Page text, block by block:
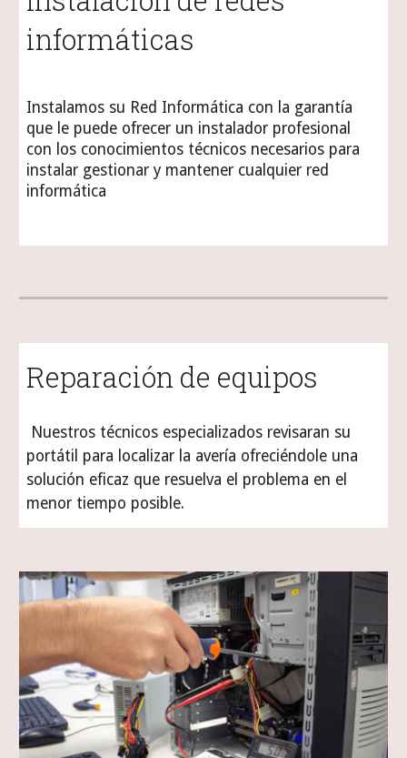
informáticas
Instalamos su Red Informática con la garantía
que le puede ofrecer un instalador profesional
con los conocimientos técnicos necesarios para
instalar gestionar y mantener cualquier red
informática
Reparación de equipos
Nuestros técnicos especializados revisaran su
portátil para localizar la avería ofreciéndole una
solución eficaz que resuelva el problema en el
menor tiempo posible.